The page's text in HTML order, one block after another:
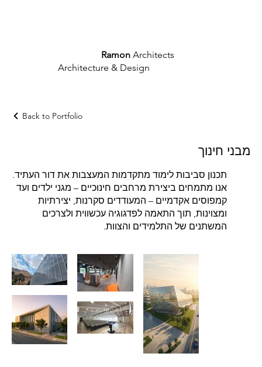
RamonArchitects
Architecture & Design
Back to Portfolio
מבני חינוך
תכנון סביבות לימוד מתקדמות המעצבות את דור העתיד.
אנו מתמחים ביצירת מרחבים חינוכיים – מגני ילדים ועד
קמפוסים אקדמיים – המעודדים סקרנות, יצירתיות
ומצוינות, תוך התאמה לפדגוגיה עכשווית ולצרכים
המשתנים של התלמידים והצוות.